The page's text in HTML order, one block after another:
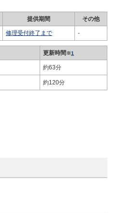
提供期間 その他
修理受付終了まで -
更新時間※1
約63分
約120分